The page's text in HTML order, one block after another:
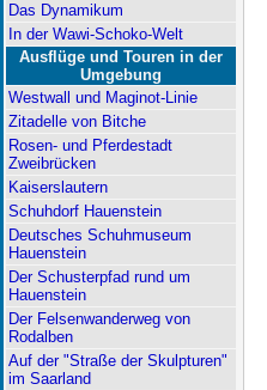
Das Dynamikum
In der Wawi-Schoko-Welt
Ausflüge und Touren in der
Umgebung
Westwall und Maginot-Linie
Zitadelle von Bitche
Rosen- und Pferdestadt
Zweibrücken
Kaiserslautern
Schuhdorf Hauenstein
Deutsches Schuhmuseum
Hauenstein
Der Schusterpfad rund um
Hauenstein
Der Felsenwanderweg von
Rodalben
Auf der "Straße der Skulpturen"
im Saarland